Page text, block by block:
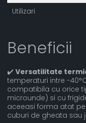
Utilizari
Beneficii
✔️ Versatilitate
temperaturi intre -
compatibila cu orice
microunde) si cu
aceeasi forma atat
cuburi de gheata sau